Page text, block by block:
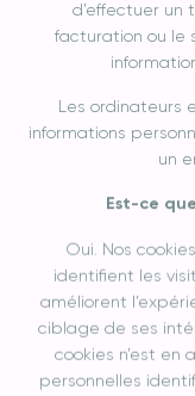
d’effectuer un
facturation ou le
Les ordinateurs
informations
un
Est-ce
Oui. Nos
identifient les
améliorent
ciblage de ses
cookies n’est en
personnelles